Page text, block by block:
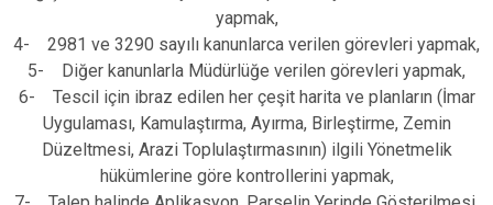
yapmak,
4- 2981 ve 3290 sayılı kanunlarca verilen görevleri yapmak,
5- Diğer kanunlarla Müdürlüğe verilen görevleri yapmak,
6- Tescil için ibraz edilen her çeşit harita ve planların (İmar
Uygulaması, Kamulaştırma, Ayırma, Birleştirme, Zemin
Düzeltmesi, Arazi Toplulaştırmasının) ilgili Yönetmelik
hükümlerine göre kontrollerini yapmak,